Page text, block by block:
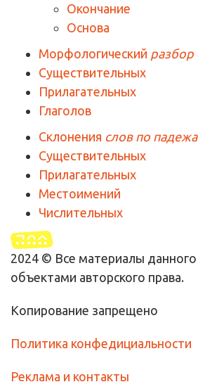
Окончание
Основа
Морфологический разбор
Существительных
Прилагательных
Глаголов
Склонения слов по
Существительных
Прилагательных
Местоимений
Числительных
2024 © Все материалы данного
объектами авторского права.
Копирование запрещено
Политика конфедициальности
Реклама и контакты